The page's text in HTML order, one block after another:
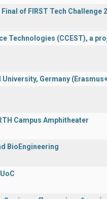
of FIRST Tech Challenge
Technologies (CCEST), a
University, Germany
Campus Amphitheater
BioEngineering